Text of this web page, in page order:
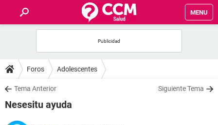
MENU
FOROS
SALUD
Foros Adolescentes
Tema Anterior Siguiente Tema
Nesesitu ayuda